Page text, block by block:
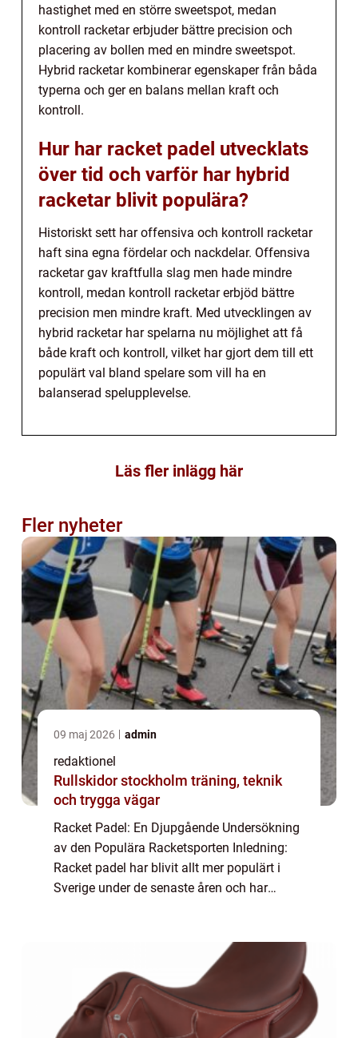
hastighet med en större sweetspot, medan
kontroll racketar erbjuder bättre precision och
placering av bollen med en mindre sweetspot.
Hybrid racketar kombinerar egenskaper från båda
typerna och ger en balans mellan kraft och
kontroll.
Hur har racket padel utvecklats
över tid och varför har hybrid
racketar blivit populära?
Historiskt sett har offensiva och kontroll racketar
haft sina egna fördelar och nackdelar. Offensiva
racketar gav kraftfulla slag men hade mindre
kontroll, medan kontroll racketar erbjöd bättre
precision men mindre kraft. Med utvecklingen av
hybrid racketar har spelarna nu möjlighet att få
både kraft och kontroll, vilket har gjort dem till ett
populärt val bland spelare som vill ha en
balanserad spelupplevelse.
Läs fler inlägg här
Fler nyheter
09 maj 2026 admin
redaktionel
Rullskidor stockholm träning, teknik
och trygga vägar
Racket Padel: En Djupgående Undersökning
av den Populära Racketsporten Inledning:
Racket padel har blivit allt mer populärt i
Sverige under de senaste åren och har